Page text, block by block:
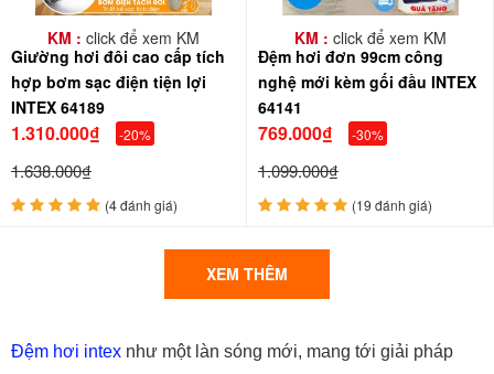
KM : click để xem KM
Giường hơi đôi cao cấp tích
hợp bơm sạc điện tiện lợi
INTEX 64189
1.310.000₫ -20%
1.638.000₫
(4 đánh giá)
KM : click để xem KM
Đệm hơi đơn 99cm công
nghệ mới kèm gối đầu INTEX
64141
769.000₫ -30%
1.099.000₫
(19 đánh giá)
XEM THÊM
Đệm hơi intex như một làn sóng mới, mang tới giải pháp